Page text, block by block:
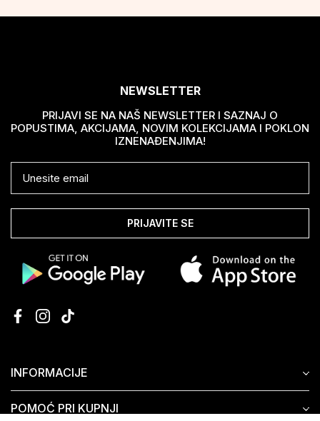
INFORMACIJE
POMOĆ PRI KUPNJI
NEWSLETTER
PRIJAVI SE NA NAŠ NEWSLETTER I SAZNAJ O
POPUSTIMA, AKCIJAMA, NOVIM KOLEKCIJAMA I POKLON
IZNENAĐENJIMA!
PRIJAVITE SE